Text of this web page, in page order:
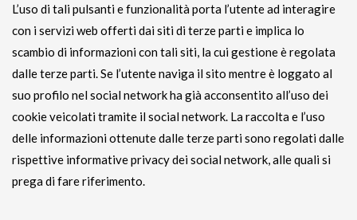
L’uso di tali pulsanti e funzionalità porta l’utente ad interagire
con i servizi web offerti dai siti di terze parti e implica lo
scambio di informazioni con tali siti, la cui gestione è regolata
dalle terze parti. Se l’utente naviga il sito mentre è loggato al
suo profilo nel social network ha già acconsentito all’uso dei
cookie veicolati tramite il social network. La raccolta e l’uso
delle informazioni ottenute dalle terze parti sono regolati dalle
rispettive informative privacy dei social network, alle quali si
prega di fare riferimento.